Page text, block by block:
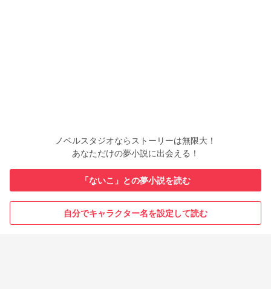
ノベルスタジオならストーリーは無限大！
あなただけの夢小説に出会える！
「ないこ」との夢小説を読む
自分でキャラクター名を設定して読む